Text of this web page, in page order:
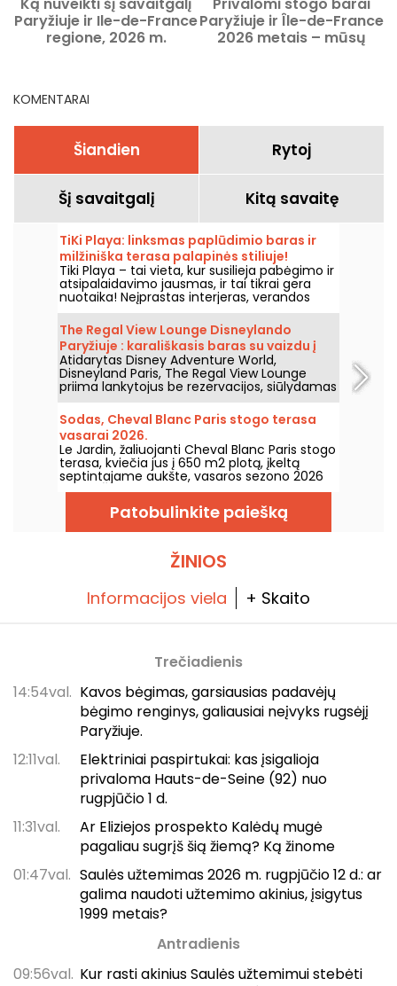
Paryžiuje ir Ile-de-France
regione, 2026 m.
Paryžiuje ir Île-de-France
2026 metais – mūsų
KOMENTARAI
Šiandien Rytoj
Šį savaitgalį Kitą savaitę
TiKi Playa: linksmas paplūdimio baras ir
milžiniška terasa palapinės stiliuje!
Tiki Playa – tai vieta, kur susilieja pabėgimo ir
atsipalaidavimo jausmas, ir tai tikrai gera
nuotaika! Neįprastas interjeras, verandos
stiliaus paplūdimio namelis, bambukinis
baras, milžiniška terasa ir požeminis klubas...
ir durys atviros kiekvieną dieną!
The Regal View Lounge Disneylando
Paryžiuje : karališkasis baras su vaizdu į
Adventure Bay, mūsų nuomonė
Atidarytas Disney Adventure World,
Disneyland Paris, The Regal View Lounge
priima lankytojus be rezervacijos, siūlydamas
kokteilį, kavą ar karštą šokoladą prieš
Adventure Bay. Šis teminis baras, skirtingas
nuo šalia esančio restorano su Disney
princesėmis, siūlo dekorą, kupiną nuorodų, ir
aiškų vaizdą į World of Frozen.
Sodas, Cheval Blanc Paris stogo terasa
vasarai 2026.
Le Jardin, žaliuojanti Cheval Blanc Paris stogo
terasa, kviečia jus į 650 m2 plotą, įkeltą
septintajame aukšte, vasaros sezono 2026
metu. Čia rasite Williamo Béquin šviežiai
paruoštą meniu ir garsias Maximo Frédérico
šaldytas taurėles, nuo trečiadienio iki
sekmadienio visą vasarą.
Patobulinkite paiešką
ŽINIOS
Informacijos viela + Skaito
Trečiadienis
14:54val. Kavos bėgimas, garsiausias padavėjų
bėgimo renginys, galiausiai neįvyks rugsėjį
Paryžiuje.
12:11val.
Elektriniai paspirtukai: kas įsigalioja
privaloma Hauts-de-Seine (92) nuo
rugpjūčio 1 d.
11:31val.
Ar Eliziejos prospekto Kalėdų mugė
pagaliau sugrįš šią žiemą? Ką žinome
01:47val. Saulės užtemimas 2026 m. rugpjūčio 12 d.: ar
galima naudoti užtemimo akinius, įsigytus
1999 metais?
Antradienis
09:56val. Kur rasti akinius Saulės užtemimui stebėti